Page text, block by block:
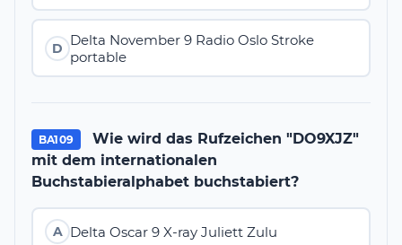
D
Delta November 9 Radio Oslo Stroke
portable
BA109
Wie wird das Rufzeichen "DO9XJZ"
mit dem internationalen
Buchstabieralphabet buchstabiert?
A Delta Oscar 9 X-ray Juliett Zulu